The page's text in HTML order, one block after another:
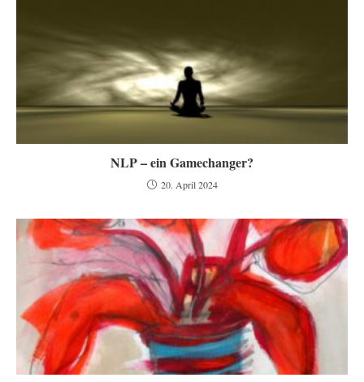
NLP – ein Gamechanger?
20. April 2024